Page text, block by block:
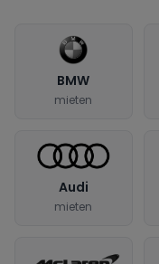
BMW
mieten
Audi
mieten